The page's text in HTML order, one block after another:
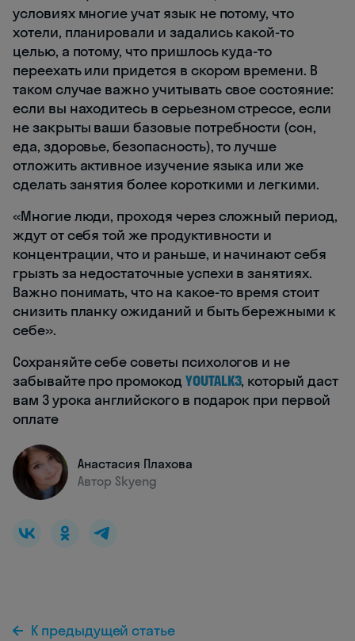
условиях многие учат язык не потому, что
хотели, планировали и задались какой-то
целью, а потому, что пришлось куда-то
переехать или придется в скором времени. В
таком случае важно учитывать свое состояние:
если вы находитесь в серьезном стрессе, если
не закрыты ваши базовые потребности (сон,
еда, здоровье, безопасность), то лучше
отложить активное изучение языка или же
сделать занятия более короткими и легкими.
«Многие люди, проходя через сложный период,
ждут от себя той же продуктивности и
концентрации, что и раньше, и начинают себя
грызть за недостаточные успехи в занятиях.
Важно понимать, что на какое-то время стоит
снизить планку ожиданий и быть бережными к
себе».
Сохраняйте себе советы психологов и не
забывайте про промокодYOUTALK3, который даст
вам 3 урока английского в подарок при первой
оплате
Анастасия Плахова
Автор Skyeng
К предыдущей статье